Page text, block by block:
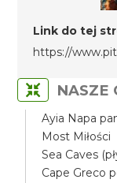
Link do tej
https://
NASZE
Ayia Napa
Most Miłości
Sea Caves
Cape Greco